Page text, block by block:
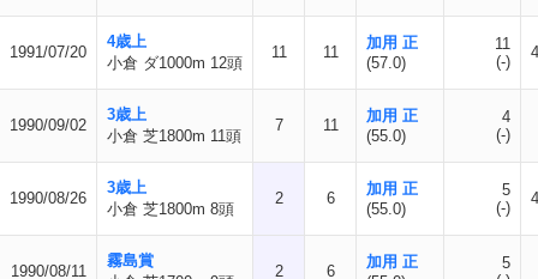
1991/07/20
4歳上
小倉 ダ1000m 12頭
11 11
加用 正
(57.0)
11
(-)
1990/09/02
3歳上
小倉 芝1800m 11頭
7 11
加用 正
(55.0)
4
(-)
1990/08/26
3歳上
小倉 芝1800m 8頭
2 6
加用 正
(55.0)
5
(-)
1990/08/11
霧島賞
2 6
加用 正
5